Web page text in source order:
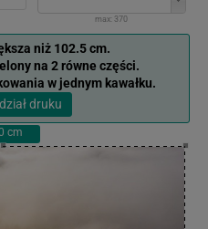
max: 370
niż 102.5 cm.
na 2 równe części.
w jednym kawałku.
druku
cm